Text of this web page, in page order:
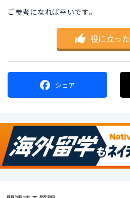
ご参考になれば幸いです。
役に立った
シェア